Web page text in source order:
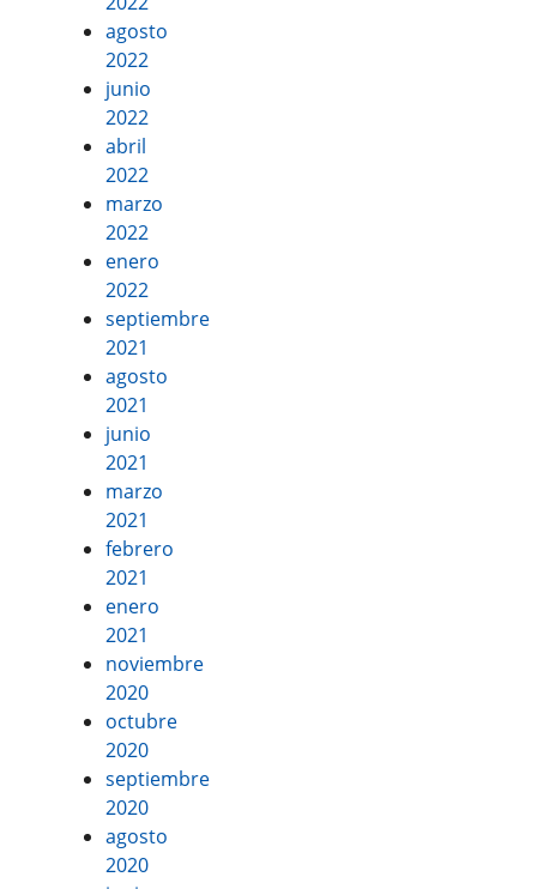
agosto
2022
junio
2022
abril
2022
marzo
2022
enero
2022
septiembre
2021
agosto
2021
junio
2021
marzo
2021
febrero
2021
enero
2021
noviembre
2020
octubre
2020
septiembre
2020
agosto
2020